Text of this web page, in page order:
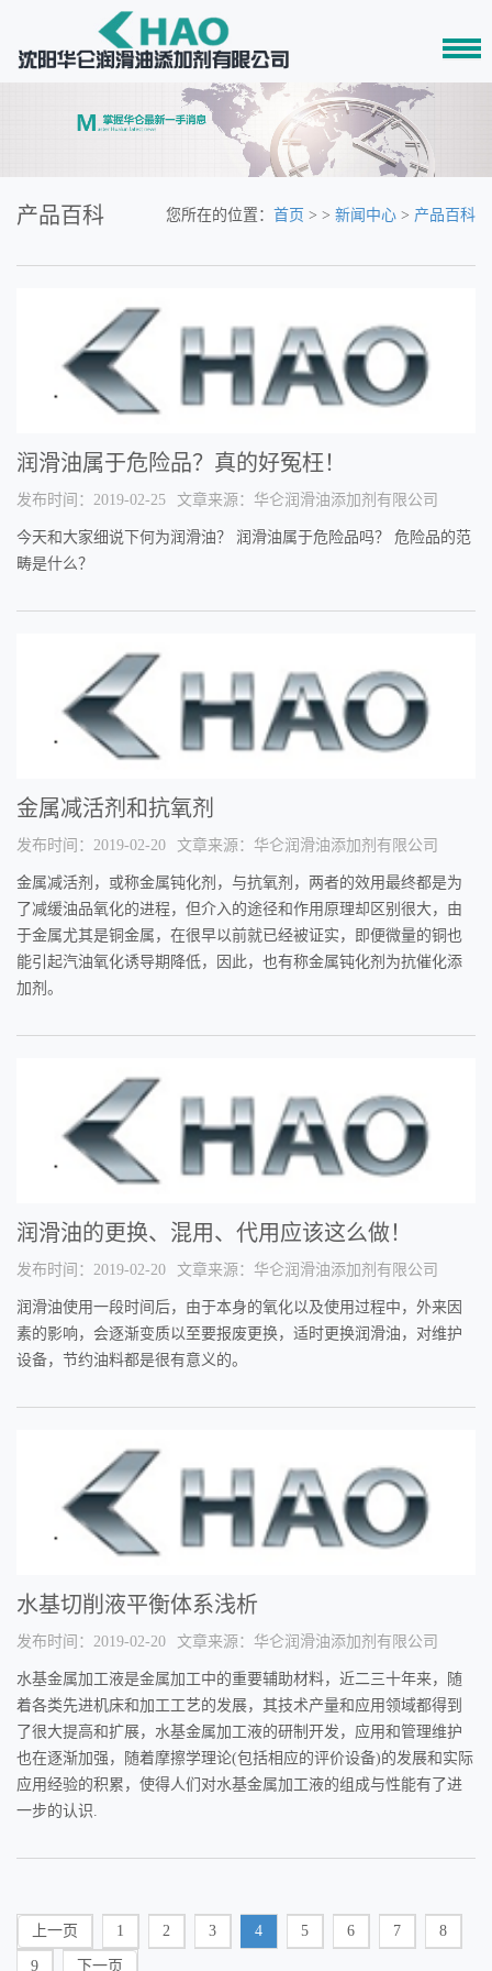
产品百科 您所在的位置： 首页 > > 新闻中心 > 产品百科
润滑油属于危险品？真的好冤枉！
发布时间：2019-02-25 文章来源：华仑润滑油添加剂有限公司
今天和大家细说下何为润滑油？ 润滑油属于危险品吗？ 危险品的范
畴是什么？
金属减活剂和抗氧剂
发布时间：2019-02-20 文章来源：华仑润滑油添加剂有限公司
金属减活剂，或称金属钝化剂，与抗氧剂，两者的效用最终都是为
了减缓油品氧化的进程，但介入的途径和作用原理却区别很大，由
于金属尤其是铜金属，在很早以前就已经被证实，即便微量的铜也
能引起汽油氧化诱导期降低，因此，也有称金属钝化剂为抗催化添
加剂。
润滑油的更换、混用、代用应该这么做！
发布时间：2019-02-20 文章来源：华仑润滑油添加剂有限公司
润滑油使用一段时间后，由于本身的氧化以及使用过程中，外来因
素的影响，会逐渐变质以至要报废更换，适时更换润滑油，对维护
设备，节约油料都是很有意义的。
水基切削液平衡体系浅析
发布时间：2019-02-20 文章来源：华仑润滑油添加剂有限公司
水基金属加工液是金属加工中的重要辅助材料，近二三十年来，随
着各类先进机床和加工工艺的发展，其技术产量和应用领域都得到
了很大提高和扩展，水基金属加工液的研制开发，应用和管理维护
也在逐渐加强，随着摩擦学理论(包括相应的评价设备)的发展和实际
应用经验的积累，使得人们对水基金属加工液的组成与性能有了进
一步的认识.
上一页 1 2 3 4 5 6 7 8
9 下一页